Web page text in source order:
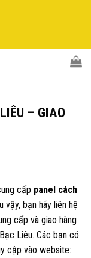
– GIAO
cấp panel cách
vậy, bạn hãy liên hệ
cấp và giao hàng
Liêu. Các bạn có
cập vào website: